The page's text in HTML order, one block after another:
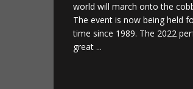
world will march onto the
The event is now being held
time since 1989. The 2022
great ...